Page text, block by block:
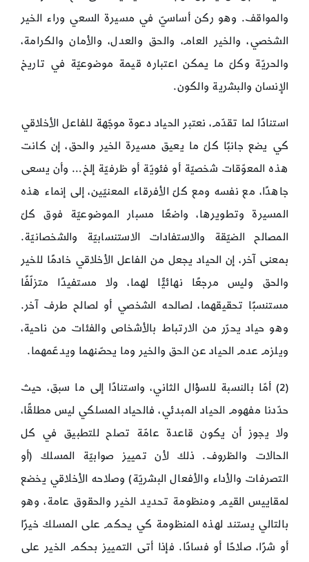
والمواقف. وهو ركن أساسيّ في مسيرة السعي وراء الخير
الشخصي، والخير العام، والحق والعدل، والأمان والكرامة،
والحريّة وكلّ ما يمكن اعتباره قيمة موضوعيّة في تاريخ
الإنسان والبشرية والكون.
استنادًا لما تقدّم، نعتبر الحياد دعوة موجّهة للفاعل الأخلاقي
كي يضع جانبًا كلّ ما يعيق مسيرة الخير والحق، إن كانت
هذه المعوّقات شخصيّة أو فئويّة أو ظرفيّة إلخ… وأن يسعى
جاهدًا، مع نفسه ومع كلّ الأفرقاء المعنيّين، إلى إنماء هذه
المسيرة وتطويرها، واضعًا مسبار الموضوعيّة فوق كلّ
المصالح الضيّقة والاستفادات الاستنسابيّة والشخصانيّة.
بمعنى آخر، إن الحياد يجعل من الفاعل الأخلاقي خادمًا للخير
والحق وليس مرجعًا نهائيًّا لهما، ولا مستفيدًا متزلّفًا
مستنسبًا تحقيقهما، لصالحه الشخصي أو لصالح طرف آخر.
وهو حياد يحرّر من الارتباط بالأشخاص والفئات من ناحية،
ويلزم عدم الحياد عن الحق والخير وما يحصّنهما ويدعّمهما.
(2) أمّا بالنسبة للسؤال الثاني، واستنادًا إلى ما سبق، حيث
حدّدنا مفهوم الحياد المبدئي، فالحياد المسلكي ليس مطلقًا،
ولا يجوز أن يكون قاعدة عامّة تصلح للتطبيق في كل
الحالات والظروف. ذلك لأن تمييز صوابيّة المسلك (أو
التصرفات والأداء والأفعال البشريّة) وصلاحه الأخلاقي يخضع
لمقاييس القيم ومنظومة تحديد الخير والحقوق عامة، وهو
بالتالي يستند لهذه المنظومة كي يحكم على المسلك خيرًا
أو شرًا، صلاحًا أو فسادًا. فإذا أتى التمييز بحكم الخير على